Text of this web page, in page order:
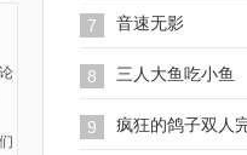
7 音速无影
8 三人大鱼吃小鱼
9 疯狂的鸽子双人